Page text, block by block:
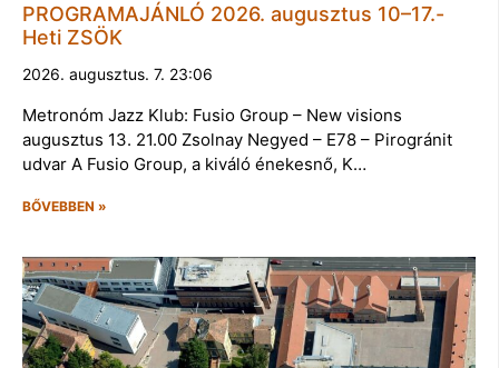
PROGRAMAJÁNLÓ 2026. augusztus 10–17.-
Heti ZSÖK
2026. augusztus. 7. 23:06
Metronóm Jazz Klub: Fusio Group – New visions
augusztus 13. 21.00 Zsolnay Negyed – E78 – Pirogránit
udvar A Fusio Group, a kiváló énekesnő, K…
BŐVEBBEN »